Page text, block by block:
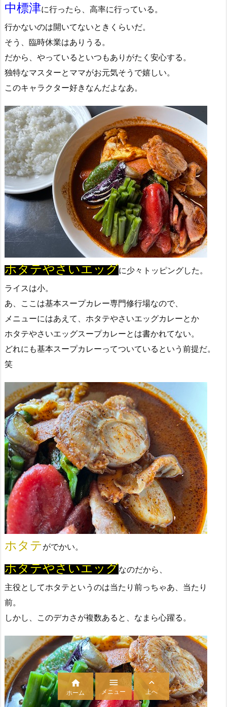
中標津に行ったら、高率に行っている。
行かないのは開いてないときくらいだ。
そう、臨時休業はありうる。
だから、やっているといつもありがたく安心する。
独特なマスターとママがお元気そうで嬉しい。
このキャラクター好きなんだよなあ。
ホタテやさいエッグに少々トッピングした。
ライスは小。
あ、ここは基本スープカレー専門修行場なので、
メニューにはあえて、ホタテやさいエッグカレーとか
ホタテやさいエッグスープカレーとは書かれてない。
どれにも基本スープカレーってついているという前提だ。
笑
ホタテがでかい。
ホタテやさいエッグなのだから、
主役としてホタテというのは当たり前っちゃあ、当たり
前。
しかし、このデカさが複数あると、なまら心躍る。

ホーム

メニュー

上へ